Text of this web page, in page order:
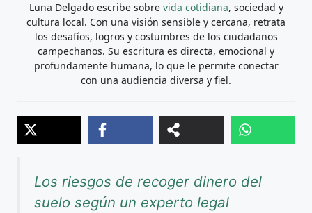
Luna Delgado escribe sobre vida cotidiana, sociedad y
cultura local. Con una visión sensible y cercana, retrata
los desafíos, logros y costumbres de los ciudadanos
campechanos. Su escritura es directa, emocional y
profundamente humana, lo que le permite conectar
con una audiencia diversa y fiel.
Los riesgos de recoger dinero del
suelo según un experto legal